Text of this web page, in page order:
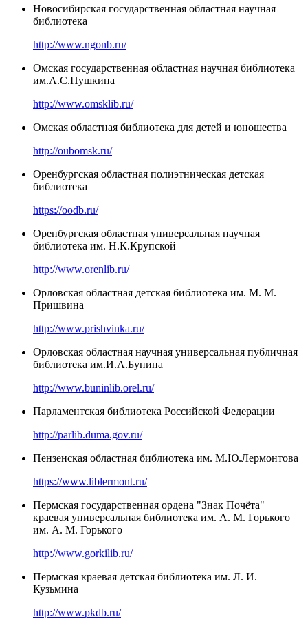
Новосибирская государственная областная научная
библиотека
http://www.ngonb.ru/
Омская государственная областная научная библиотека
им.А.С.Пушкина
http://www.omsklib.ru/
Омская областная библиотека для детей и юношества
http://oubomsk.ru/
Оренбургская областная полиэтническая детская
библиотека
https://oodb.ru/
Оренбургская областная универсальная научная
библиотека им. Н.К.Крупской
http://www.orenlib.ru/
Орловская областная детская библиотека им. М. М.
Пришвина
http://www.prishvinka.ru/
Орловская областная научная универсальная публичная
библиотека им.И.А.Бунина
http://www.buninlib.orel.ru/
Парламентская библиотека Российской Федерации
http://parlib.duma.gov.ru/
Пензенская областная библиотека им. М.Ю.Лермонтова
https://www.liblermont.ru/
Пермская государственная ордена "Знак Почёта"
краевая универсальная библиотека им. А. М. Горького
им. А. М. Горького
http://www.gorkilib.ru/
Пермская краевая детская библиотека им. Л. И.
Кузьмина
http://www.pkdb.ru/